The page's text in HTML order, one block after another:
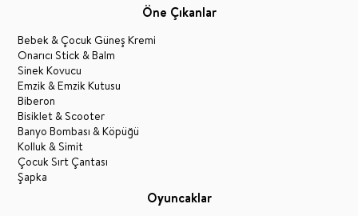
Öne Çıkanlar
Bebek & Çocuk Güneş Kremi
Onarıcı Stick & Balm
Sinek Kovucu
Emzik & Emzik Kutusu
Biberon
Bisiklet & Scooter
Banyo Bombası & Köpüğü
Kolluk & Simit
Çocuk Sırt Çantası
Şapka
Oyuncaklar